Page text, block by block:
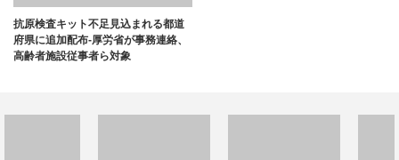
抗原検査キット不足見込まれる都道
府県に追加配布-厚労省が事務連絡、
高齢者施設従事者ら対象